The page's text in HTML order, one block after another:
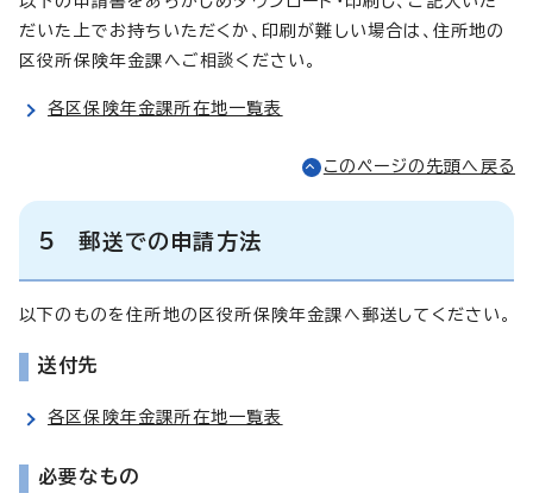
だいた上でお持ちいただくか、印刷が難しい場合は、住所地の
区役所保険年金課へご相談ください。
各区保険年金課所在地一覧表
このページの先頭へ戻る
5 郵送での申請方法
以下のものを住所地の区役所保険年金課へ郵送してください。
送付先
各区保険年金課所在地一覧表
必要なもの